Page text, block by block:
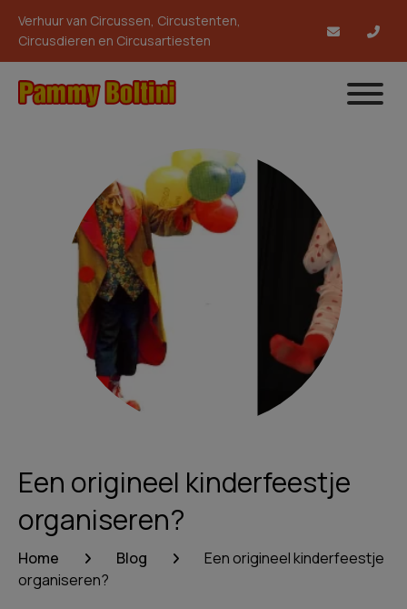
Verhuur van Circussen, Circustenten,
Circusdieren en Circusartiesten
Een origineel kinderfeestje
organiseren?
Home Blog
Een origineel kinderfeestje
organiseren?